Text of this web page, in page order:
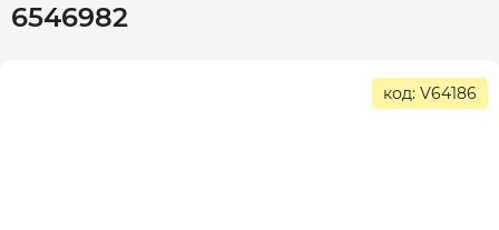
6546982
код: V64186